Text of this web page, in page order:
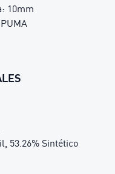
10mm
53.26% Sintético